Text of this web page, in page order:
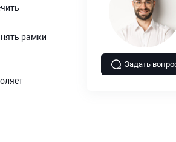
рамки
Задать